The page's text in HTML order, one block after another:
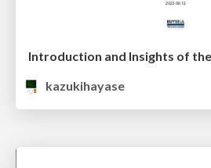
kazukihayase